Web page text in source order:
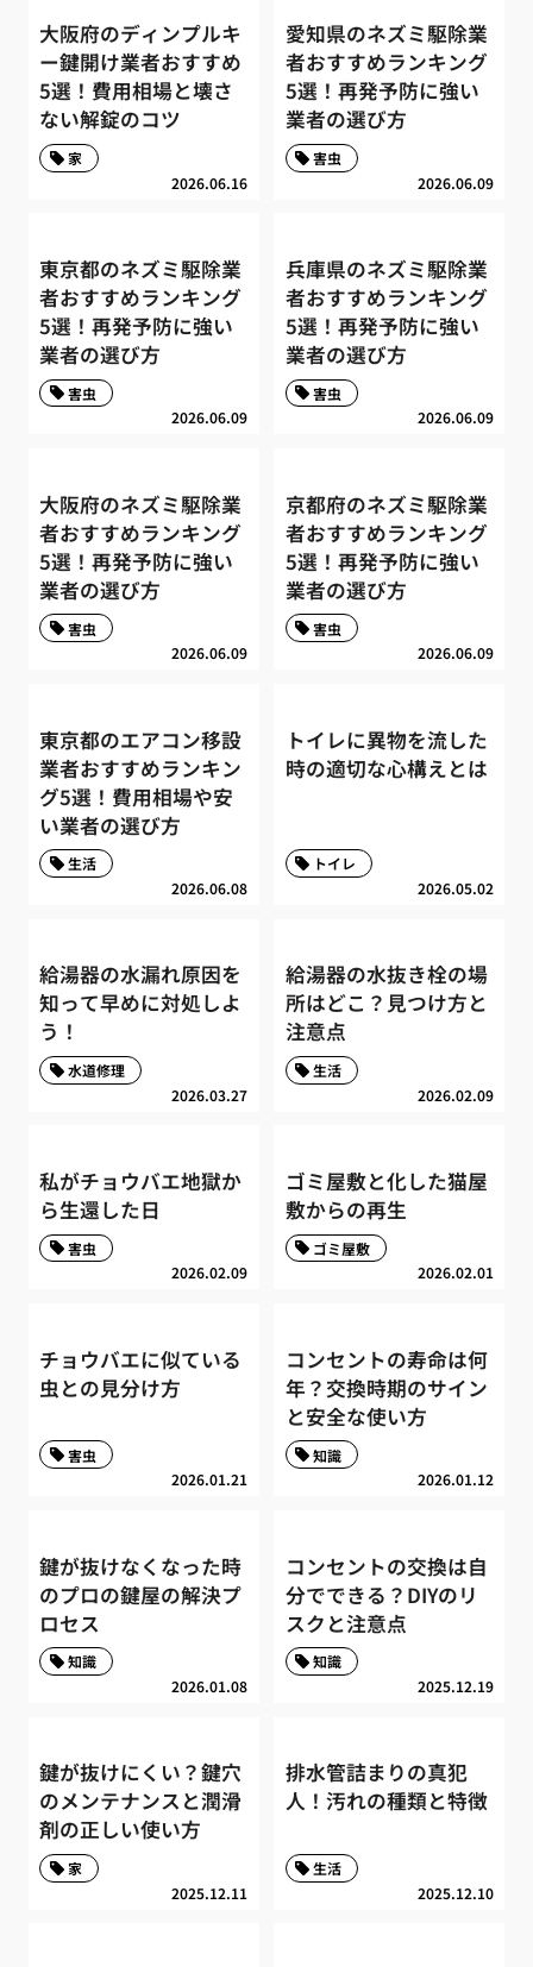
大阪府のディンプルキ
ー鍵開け業者おすすめ
5選！費用相場と壊さ
ない解錠のコツ
2026.06.16
家
愛知県のネズミ駆除業
者おすすめランキング
5選！再発予防に強い
業者の選び方
2026.06.09
害虫
東京都のネズミ駆除業
者おすすめランキング
5選！再発予防に強い
業者の選び方
2026.06.09
害虫
兵庫県のネズミ駆除業
者おすすめランキング
5選！再発予防に強い
業者の選び方
2026.06.09
害虫
大阪府のネズミ駆除業
者おすすめランキング
5選！再発予防に強い
業者の選び方
2026.06.09
害虫
京都府のネズミ駆除業
者おすすめランキング
5選！再発予防に強い
業者の選び方
2026.06.09
害虫
東京都のエアコン移設
業者おすすめランキン
グ5選！費用相場や安
い業者の選び方
2026.06.08
生活
トイレに異物を流した
時の適切な心構えとは
2026.05.02
トイレ
給湯器の水漏れ原因を
知って早めに対処しよ
う！
2026.03.27
水道修理
給湯器の水抜き栓の場
所はどこ？見つけ方と
注意点
2026.02.09
生活
私がチョウバエ地獄か
ら生還した日
2026.02.09
害虫
ゴミ屋敷と化した猫屋
敷からの再生
2026.02.01
ゴミ屋敷
チョウバエに似ている
虫との見分け方
2026.01.21
害虫
コンセントの寿命は何
年？交換時期のサイン
と安全な使い方
2026.01.12
知識
鍵が抜けなくなった時
のプロの鍵屋の解決プ
ロセス
2026.01.08
知識
コンセントの交換は自
分でできる？DIYのリ
スクと注意点
2025.12.19
知識
鍵が抜けにくい？鍵穴
のメンテナンスと潤滑
剤の正しい使い方
2025.12.11
家
排水管詰まりの真犯
人！汚れの種類と特徴
2025.12.10
生活